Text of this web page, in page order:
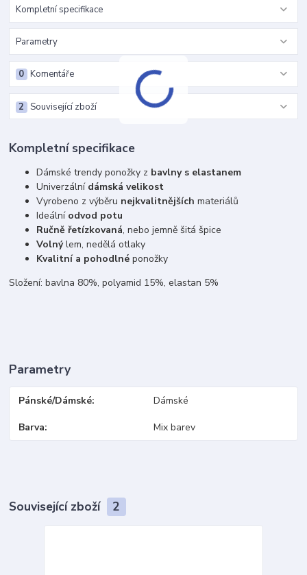
Kompletní specifikace
Parametry
Komentáře
0
Související zboží
2
Kompletní specifikace
Dámské trendy ponožky z bavlny s elastanem
Univerzální dámská velikost
Vyrobeno z výběru nejkvalitnějšíchmateriálů
Ideální odvod potu
Ručně řetízkovaná, nebo jemně šitá špice
Volnýlem, nedělá otlaky
Kvalitní a pohodlnéponožky
Složení: bavlna 80%, polyamid 15%, elastan 5%
Parametry
Pánské/Dámské Dámské
Barva Mix barev
Související zboží 2